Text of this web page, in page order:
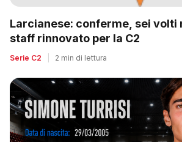
Larcianese: conferme, sei volti
staff rinnovato per la C2
Serie C2 2 min di lettura